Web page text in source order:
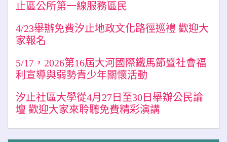
止區公所第一線服務區民
4/23舉辦免費汐止地政文化路徑巡禮 歡迎大
家報名
5/17，2026第16屆大河國際鐵馬節暨社會福
利宣導與弱勢青少年關懷活動
汐止社區大學從4月27日至30日舉辦公民論
壇 歡迎大家來聆聽免費精彩演講